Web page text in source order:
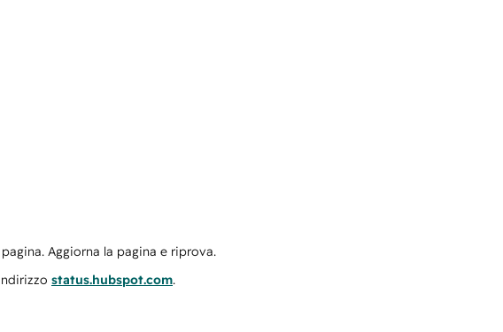
Aggiorna la pagina e riprova.
status.hubspot.com.